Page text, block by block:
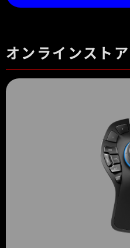
オンラインストア